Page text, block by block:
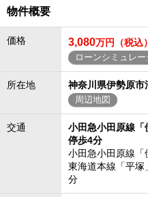
物件概要
価格 3,080万円（税込）
ローンシミュレー
所在地 神奈川県伊勢原市
周辺地図
交通
小田急小田原線「
停歩4分
小田急小田原線
東海道本線「平
分